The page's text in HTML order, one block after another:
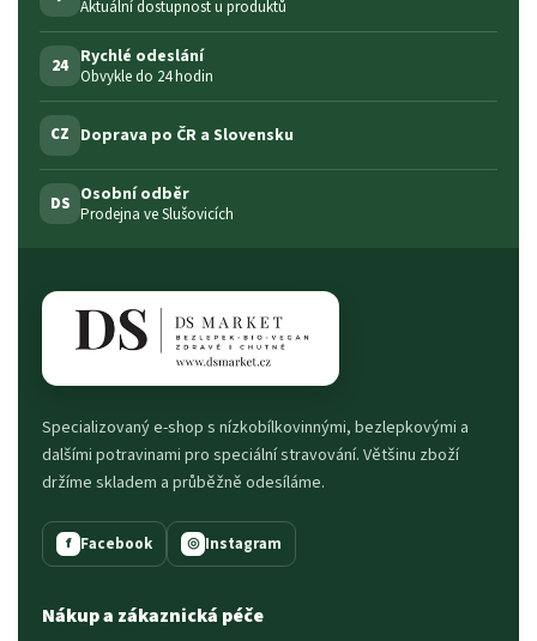
Aktuální dostupnost u produktů
24 Rychlé odeslání
Obvykle do 24 hodin
CZ Doprava po ČR a Slovensku
DS Osobní odběr
Prodejna ve Slušovicích
Specializovaný e-shop s nízkobílkovinnými, bezlepkovými a
dalšími potravinami pro speciální stravování. Většinu zboží
držíme skladem a průběžně odesíláme.
f Facebook ◎ Instagram
Nákup a zákaznická péče